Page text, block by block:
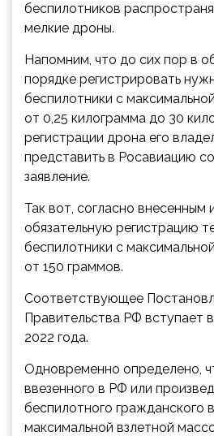
беспилотников
мелкие дроны.
Напомним, что до сих пор в
порядке регистрировать
беспилотники с
от 0,25 килограмма до 30
регистрации дрона его
представить в Росавиацию
заявление.
Так вот, согласно внесенным
обязательную регистрацию
беспилотники с
от 150 граммов.
Соответствующее
Правительства РФ вступает
2022 года.
Одновременно определено,
ввезенного в РФ или
беспилотного гражданского
максимальной взлетной